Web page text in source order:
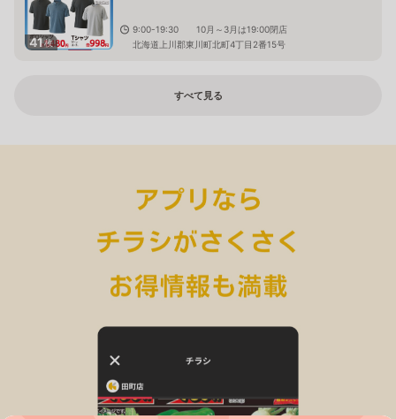
41枚
9:00-19:30 10月～3月は19:00閉店
北海道上川郡東川町北町4丁目2番15号
すべて見る